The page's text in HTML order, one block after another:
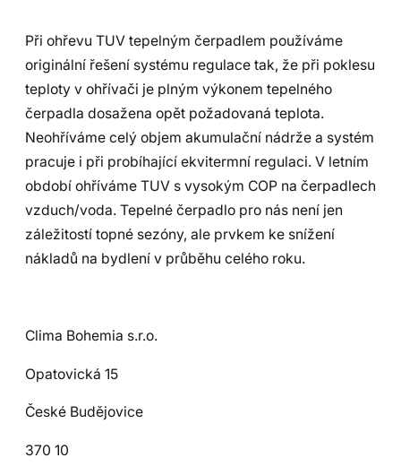
Při ohřevu TUV tepelným čerpadlem používáme
originální řešení systému regulace tak, že při poklesu
teploty v ohřívači je plným výkonem tepelného
čerpadla dosažena opět požadovaná teplota.
Neohříváme celý objem akumulační nádrže a systém
pracuje i při probíhající ekvitermní regulaci. V letním
období ohříváme TUV s vysokým COP na čerpadlech
vzduch/voda. Tepelné čerpadlo pro nás není jen
záležitostí topné sezóny, ale prvkem ke snížení
nákladů na bydlení v průběhu celého roku.
Clima Bohemia s.r.o.
Opatovická 15
České Budějovice
370 10